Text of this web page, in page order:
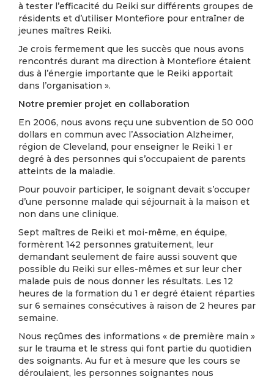
à tester l’efficacité du Reiki sur différents groupes de
résidents et d’utiliser Montefiore pour entraîner de
jeunes maîtres Reiki.
Je crois fermement que les succès que nous avons
rencontrés durant ma direction à Montefiore étaient
dus à l’énergie importante que le Reiki apportait
dans l’organisation ».
Notre premier projet en collaboration
En 2006, nous avons reçu une subvention de 50 000
dollars en commun avec l’Association Alzheimer,
région de Cleveland, pour enseigner le Reiki 1 er
degré à des personnes qui s’occupaient de parents
atteints de la maladie.
Pour pouvoir participer, le soignant devait s’occuper
d’une personne malade qui séjournait à la maison et
non dans une clinique.
Sept maîtres de Reiki et moi-même, en équipe,
formèrent 142 personnes gratuitement, leur
demandant seulement de faire aussi souvent que
possible du Reiki sur elles-mêmes et sur leur cher
malade puis de nous donner les résultats. Les 12
heures de la formation du 1 er degré étaient réparties
sur 6 semaines consécutives à raison de 2 heures par
semaine.
Nous reçûmes des informations « de première main »
sur le trauma et le stress qui font partie du quotidien
des soignants. Au fur et à mesure que les cours se
déroulaient, les personnes soignantes nous